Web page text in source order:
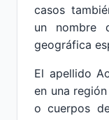
casos
un nombre
geográfica
El apellido
en una
o cuerpos